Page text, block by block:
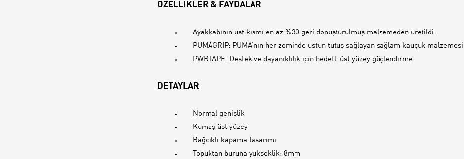
ÖZELLİKLER & FAYDALAR
Ayakkabının üst kısmı en az %30 geri dönüştürülmüş malzemeden üretildi.
PUMAGRIP: PUMA‘nın her zeminde üstün tutuş sağlayan sağlam kauçuk malzemesi
PWRTAPE: Destek ve dayanıklılık için hedefli üst yüzey güçlendirme
DETAYLAR
Normal genişlik
Kumaş üst yüzey
Bağcıklı kapama tasarımı
Topuktan buruna yükseklik: 8mm